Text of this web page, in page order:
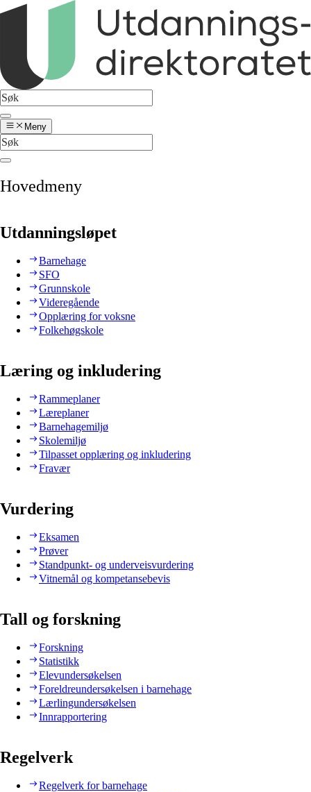
Meny
Hovedmeny
Utdanningsløpet
Barnehage
SFO
Grunnskole
Videregående
Opplæring for voksne
Folkehøgskole
Læring og inkludering
Rammeplaner
Læreplaner
Barnehagemiljø
Skolemiljø
Tilpasset opplæring og inkludering
Fravær
Vurdering
Eksamen
Prøver
Standpunkt- og underveisvurdering
Vitnemål og kompetansebevis
Tall og forskning
Forskning
Statistikk
Elevundersøkelsen
Foreldreundersøkelsen i barnehage
Lærlingundersøkelsen
Innrapportering
Regelverk
Regelverk for barnehage